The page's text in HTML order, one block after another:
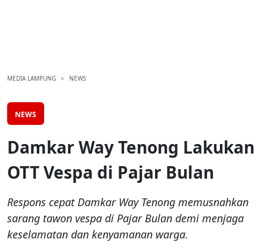
MEDIA LAMPUNG NEWS
NEWS
Damkar Way Tenong Lakukan
OTT Vespa di Pajar Bulan
Respons cepat Damkar Way Tenong memusnahkan
sarang tawon vespa di Pajar Bulan demi menjaga
keselamatan dan kenyamanan warga.